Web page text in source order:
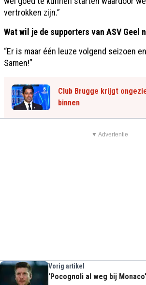
vertrokken zijn.”
Wat wil je de supporters van ASV Geel
“Er is maar één leuze volgend seizoen
Samen!”
Club Brugge krijgt
binnen
▼ Advertentie
Vorig artikel
'Pocognoli al weg bij Monaco'